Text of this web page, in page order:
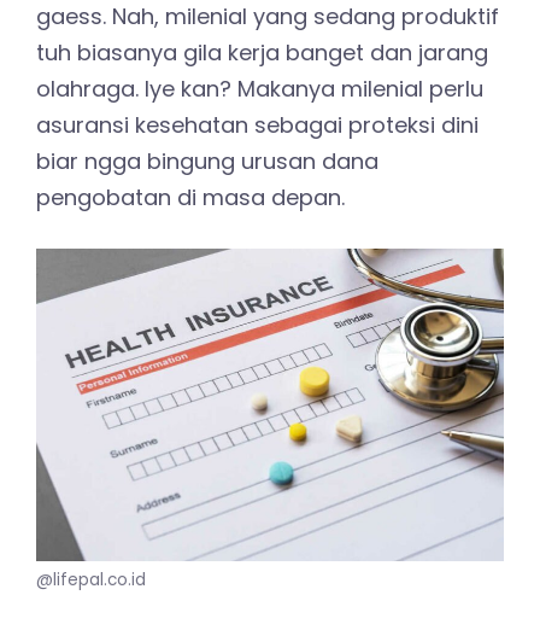
gaess. Nah, milenial yang sedang produktif
tuh biasanya gila kerja banget dan jarang
olahraga. Iye kan? Makanya milenial perlu
asuransi kesehatan sebagai proteksi dini
biar ngga bingung urusan dana
pengobatan di masa depan.
@lifepal.co.id